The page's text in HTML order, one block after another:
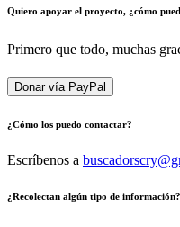
Quiero apoyar el proyecto, ¿cómo
Primero que todo, muchas
Donar vía PayPal
¿Cómo los puedo contactar?
Escríbenos a
¿Recolectan algún tipo de información?